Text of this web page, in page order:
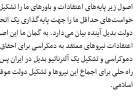
اصول زیر پایه‌های اعتقادات و باورهای ما را
خواست‌های حداقل ما را جهت پایه‌گذاری یک
دولت بدیل آینده بیان می‌دارد. به گمان ما
اعتقادات نیروهای معتقد به دمکراسی برای
دموکراسی و تشکیل یک آلترناتیو بدیل در ایران
راه حلی برای اجماع این نیروها و تشکیل دولت
اسلامی.